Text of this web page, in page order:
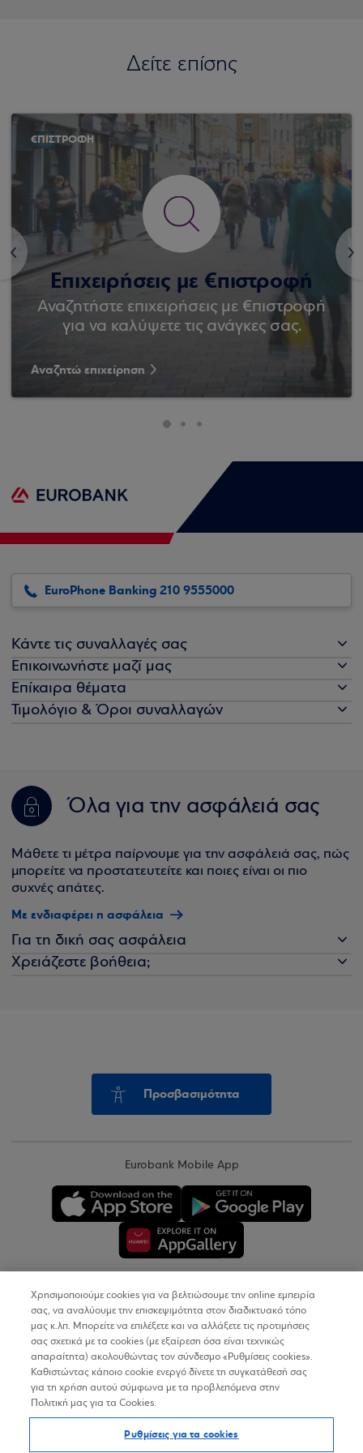
Δείτε επίσης
<
€ΠΙΣΤΡΟΦΗ
Επιχειρήσεις με €πιστροφή
Αναζητήστε επιχειρήσεις με €πιστροφή
για να καλύψετε τις ανάγκες σας.
Αναζητώ επιχείρηση
>
EuroPhone Banking 210 9555000
Κάντε τις συναλλαγές σας
Επικοινωνήστε μαζί μας
Επίκαιρα θέματα
Τιμολόγιο & Όροι συναλλαγών
Όλα για την ασφάλειά σας
Μάθετε τι μέτρα παίρνουμε για την ασφάλειά σας, πώς
μπορείτε να προστατευτείτε και ποιες είναι οι πιο
συχνές απάτες.
Με ενδιαφέρει η ασφάλεια
Για τη δική σας ασφάλεια
Χρειάζεστε βοήθεια;
Προσβασιμότητα
Eurobank Mobile App
Copyright © 2026
Όροι Χρήσης
Προσωπικά Δεδομένα στον Διαδικτυακό Τόπο
Δήλωση Προσβασιμότητας
Χρησιμοποιούμε cookies για να βελτιώσουμε την online εμπειρία
σας, να αναλύουμε την επισκεψιμότητα στον διαδικτυακό τόπο
μας κ.λπ. Μπορείτε να επιλέξετε και να αλλάξετε τις προτιμήσεις
σας σχετικά με τα cookies (με εξαίρεση όσα είναι τεχνικώς
απαραίτητα) ακολουθώντας τον σύνδεσμο «Ρυθμίσεις cookies».
Καθιστώντας κάποιο cookie ενεργό δίνετε τη συγκατάθεσή σας
για τη χρήση αυτού σύμφωνα με τα προβλεπόμενα στην
Πολιτική μας για τα Cookies.
Ρυθμίσεις για τα cookies